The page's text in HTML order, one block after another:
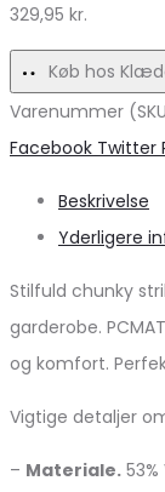
Fantastisk
tilbud!
329,95 kr.
Køb hos
Varenummer
Share
Facebook Twitter
Beskrivelse
Yderligere
Stilfuld chunky
garderobe.
og komfort.
Vigtige detaljer
– Materiale. 53%